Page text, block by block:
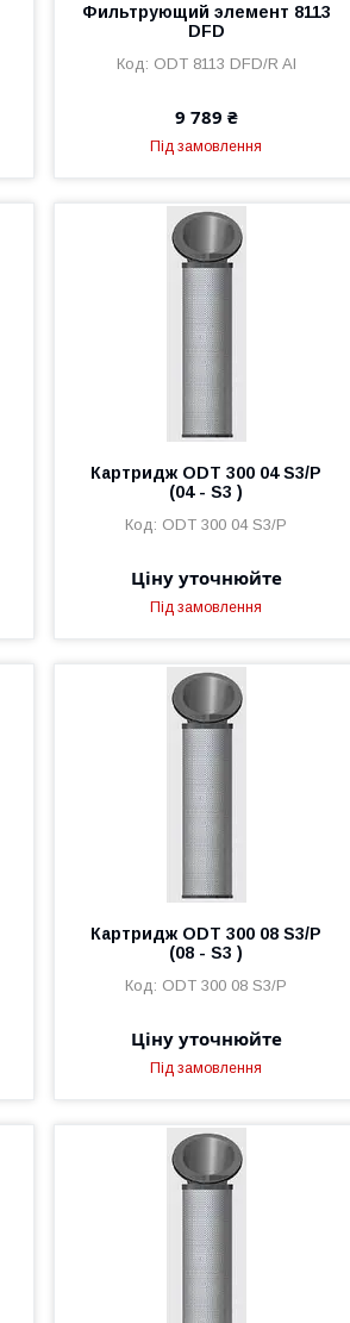
Фильтрующий элемент 8113
DFD
ODT 8113 DFD/R Al
9 789 ₴
Під замовлення
Картридж ODT 300 04 S3/P
(04 - S3 )
ODT 300 04 S3/P
Ціну уточнюйте
Під замовлення
Картридж ODT 300 08 S3/P
(08 - S3 )
ODT 300 08 S3/P
Ціну уточнюйте
Під замовлення